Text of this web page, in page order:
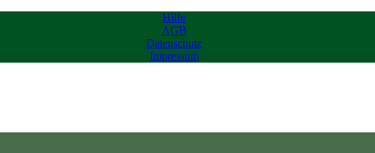
Hilfe
AGB
Datenschutz
Impressum